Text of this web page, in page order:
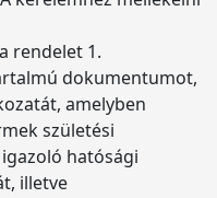
rendelet 1.
dokumentumot,
amelyben
születési
hatósági
illetve